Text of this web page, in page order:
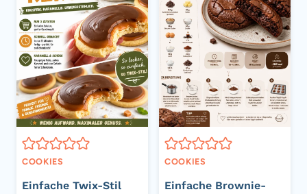
COOKIES
Einfache Twix-Stil
COOKIES
Einfache Brownie-